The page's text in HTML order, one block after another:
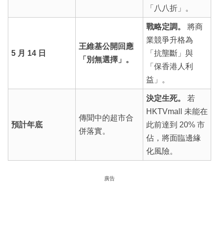
「八八折」。
5 月 14 日
王維基公開回應
「別無選擇」。
戰略定調。
將商
業競爭升格為
「抗壟斷」與
「保香港人利
益」。
預計年底
傳聞中的超市合
併落實。
決定生死。
若
HKTVmall 未能在
此前達到 20% 市
佔，將面臨邊緣
化風險。
廣告